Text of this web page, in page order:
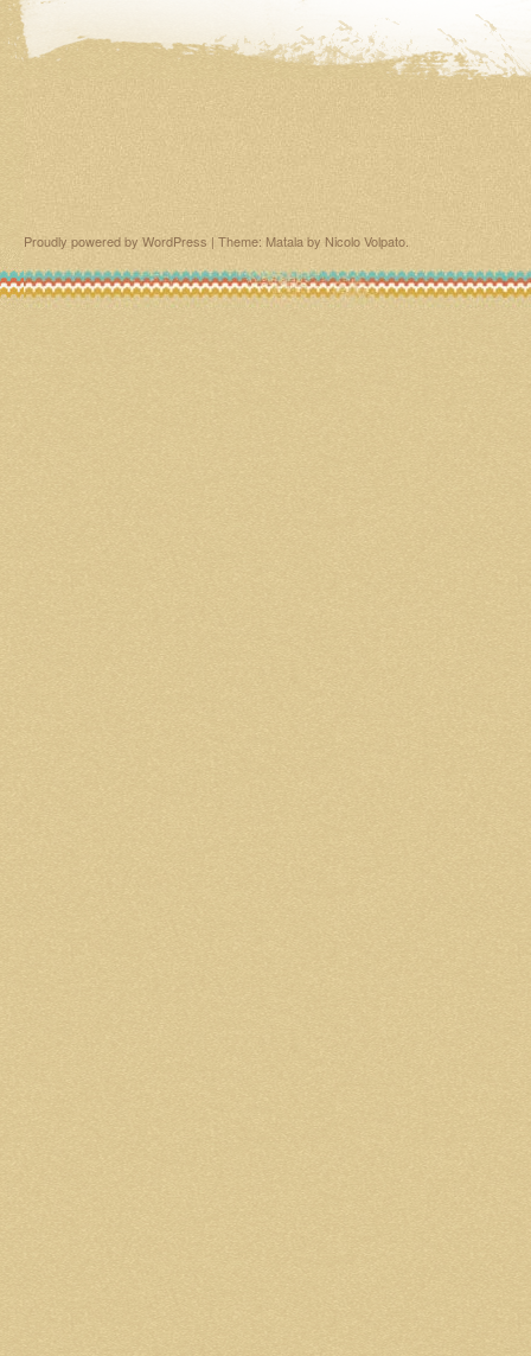
Proudly powered by WordPress | Theme: Matala by Nicolo Volpato